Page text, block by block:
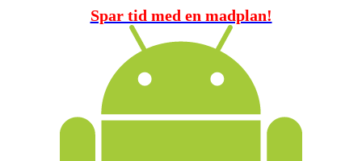
Spar tid med en madplan!